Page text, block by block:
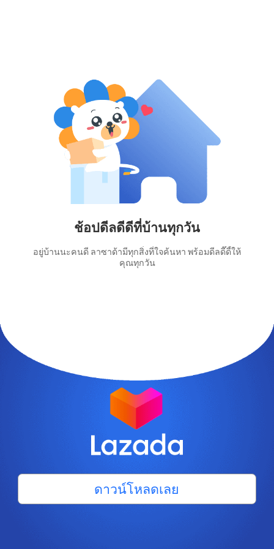
ช้อปดีลดีดีที่บ้านทุกวัน
อยู่บ้านนะคนดี ลาซาด้ามีทุกสิ่งที่ใจค้นหา พร้อมดีลดี๊ดี้ให้
คุณทุกวัน
ดาวน์โหลดเลย